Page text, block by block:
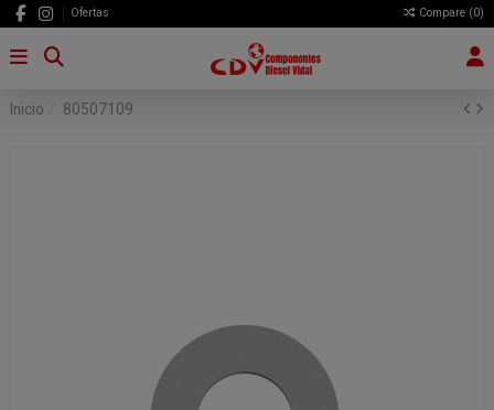
Ofertas Compare (0)
Inicio 80507109